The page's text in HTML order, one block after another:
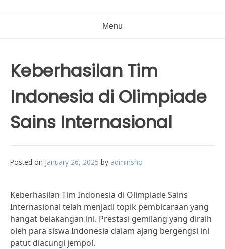
Menu
Keberhasilan Tim
Indonesia di Olimpiade
Sains Internasional
Posted on January 26, 2025 by adminsho
Keberhasilan Tim Indonesia di Olimpiade Sains
Internasional telah menjadi topik pembicaraan yang
hangat belakangan ini. Prestasi gemilang yang diraih
oleh para siswa Indonesia dalam ajang bergengsi ini
patut diacungi jempol.